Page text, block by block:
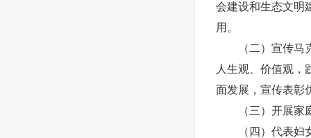
会建设和生态文明
用。
（二）宣传马克
人生观、价值观，
面发展，宣传表彰
（三）开展家庭
（四）代表妇女